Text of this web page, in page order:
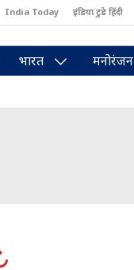
India Today इंडिया टुडे हिंदी
भारत मनोरंजन